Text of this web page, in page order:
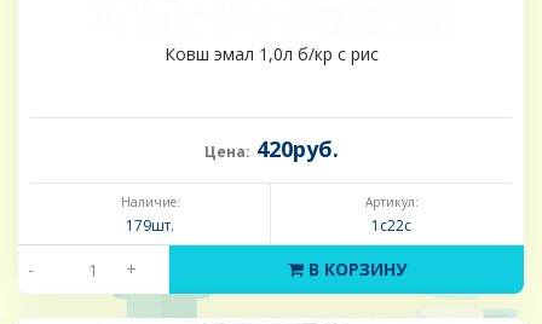
Ковш эмал 1,0л б/кр с рис
Цена: 420руб.
Наличие:
179шт.
Артикул:
1с22с
- + В КОРЗИНУ